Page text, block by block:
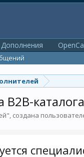
B2B-
", создана
Дополнения